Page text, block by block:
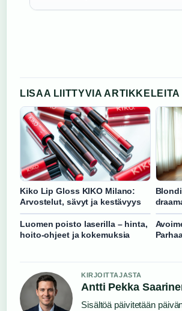
LISAA LIITTYVIA ARTIKKELEITA
Kiko Lip Gloss KIKO Milano:
Arvostelut, sävyt ja kestävyys
Luomen poisto laserilla – hinta,
hoito-ohjeet ja kokemuksia
KIRJOITTAJASTA
Antti Pekka
Sisältöä päivitetään